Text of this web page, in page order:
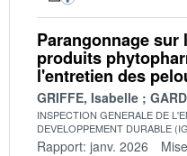
Parangonnage
produits
l'entretien des
GRIFFE, Isabelle
INSPECTION GENERALE DE
DEVELOPPEMENT DURABLE
Rapport: janv. 2026